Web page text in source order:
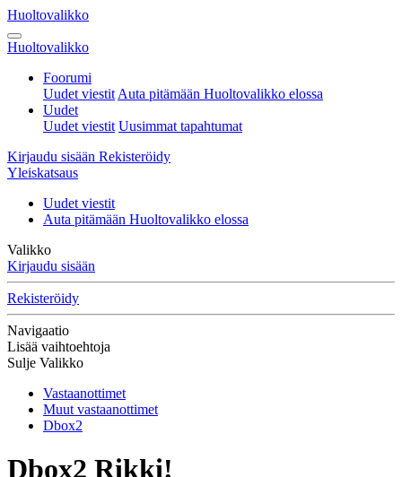
Huoltovalikko
Huoltovalikko
Foorumi
Uudet viestit Auta pitämään Huoltovalikko elossa
Uudet
Uudet viestit Uusimmat tapahtumat
Kirjaudu sisään Rekisteröidy
Yleiskatsaus
Uudet viestit
Auta pitämään Huoltovalikko elossa
Valikko
Kirjaudu sisään
Rekisteröidy
Navigaatio
Lisää vaihtoehtoja
Sulje Valikko
Vastaanottimet
Muut vastaanottimet
Dbox2
Dbox2 Rikki!